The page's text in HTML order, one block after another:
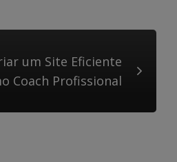
um Site Eficiente
Coach Profissional